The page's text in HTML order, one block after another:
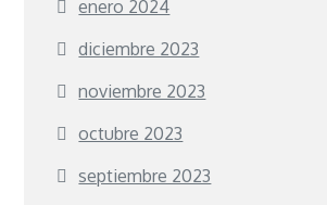
enero 2024
diciembre 2023
noviembre 2023
octubre 2023
septiembre 2023